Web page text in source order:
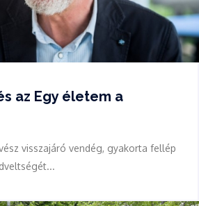
az Egy életem a
visszajáró vendég, gyakorta fellép